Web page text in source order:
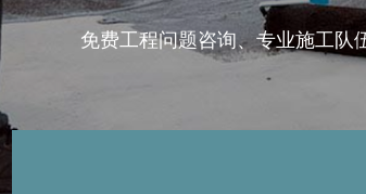
免费工程问题咨询、专业施工队